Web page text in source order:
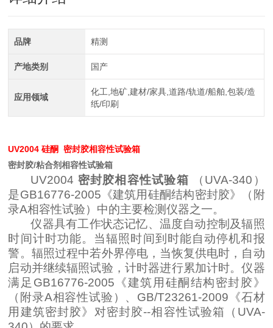
品牌 精测
产地类别 国产
应用领域
化工,地矿,建材/家具,道路/轨道/船舶,包装/造
纸/印刷
UV2004 硅酮 密封胶相容性试验箱
密封胶/粘合剂相容性试验箱
UV2004 密封胶相容性试验箱
（UVA-340）
是GB16776-2005《建筑用硅酮结构密封胶》（附
录A相容性试验）中的主要检测仪器之一。
仪器具有工作状态记忆、温度自动控制及辐照
时间计时功能。当辐照时间到时能自动停机和报
警。辐照过程中若外界停电，当恢复供电时，自动
启动并继续辐照试验，计时器进行累加计时。仪器
满足 GB16776-2005《建筑用硅酮结构密封胶》
（附录A相容性试验）、GB/T23261-2009《石材
用建筑密封胶》对密封胶--相容性试验箱（UVA-